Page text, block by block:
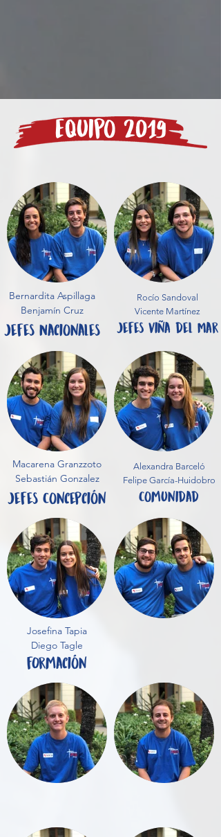
Equipo 2019
Bernardita Aspillaga
Benjamín Cruz
Jefes Nacionales
Rocío Sandoval
Vicente Martínez
Jefes Viña del Mar
Macarena Granzzoto
Sebastián Gonzalez
Jefes Concepción
Alexandra Barceló
Felipe García-Huidobro
Comunidad
Josefina Tapia
Diego Tagle
fOrmación